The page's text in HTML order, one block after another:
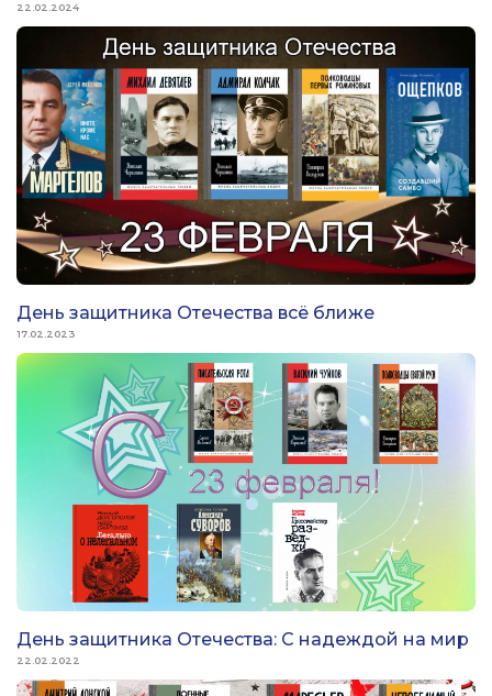
22.02.2024
День защитника Отечества всё ближе
17.02.2023
День защитника Отечества: С надеждой на мир
22.02.2022